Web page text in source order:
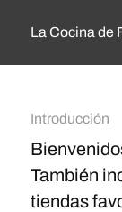
La Cocina de
Introducción
También
tiendas